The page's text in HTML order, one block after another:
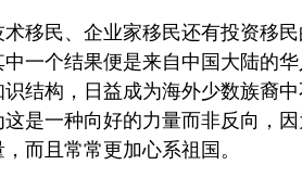
移民、企业家移民还有投资移
一个结果便是来自中国大陆的
结构，日益成为海外少数族裔
是一种向好的力量而非反向，
而且常常更加心系祖国。